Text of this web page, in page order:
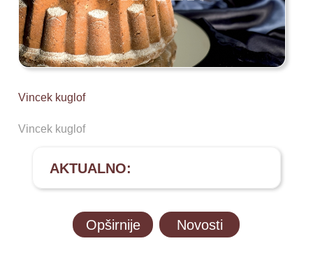
Vincek kuglof
Vincek kuglof
AKTUALNO:
Opširnije Novosti